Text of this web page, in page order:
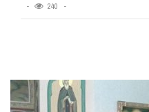
240